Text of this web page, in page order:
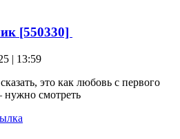
[550330]
| 13:59
это как любовь с первого
нужно смотреть